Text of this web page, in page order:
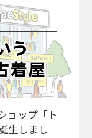
ョップ「ト
生しまし